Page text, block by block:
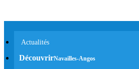
Actualités
DécouvrirNavailles-Angos